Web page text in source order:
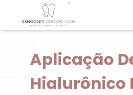
Aplicação
Hialurônico